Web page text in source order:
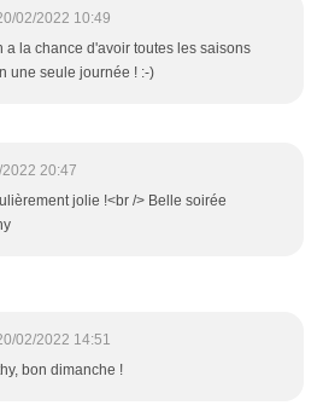
02/2022 10:49
a la chance d'avoir toutes les saisons
une seule journée ! :-)
20:47
jolie !<br /> Belle soirée
02/2022 14:51
bon dimanche !